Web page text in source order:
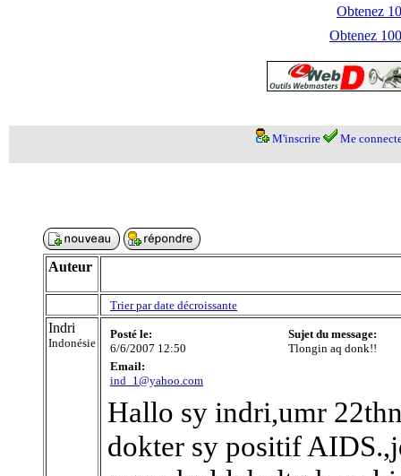
Obtenez
Obtenez
M'inscrire Me
Auteur
Trier par date décroissante
Indri
Indonésie
Posté le:
6/6/2007 12:50
Sujet du message:
Tlongin aq donk!!
Email:
ind_1@yahoo.com
Hallo sy indri,umr
dokter sy positif